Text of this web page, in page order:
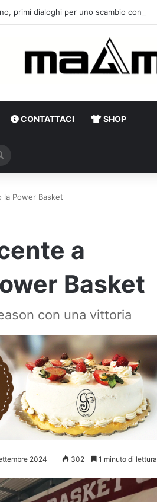
CONTATTACI SHOP
Power Basket
a
Basket
con una vittoria
2024 302 1 minuto di lettura